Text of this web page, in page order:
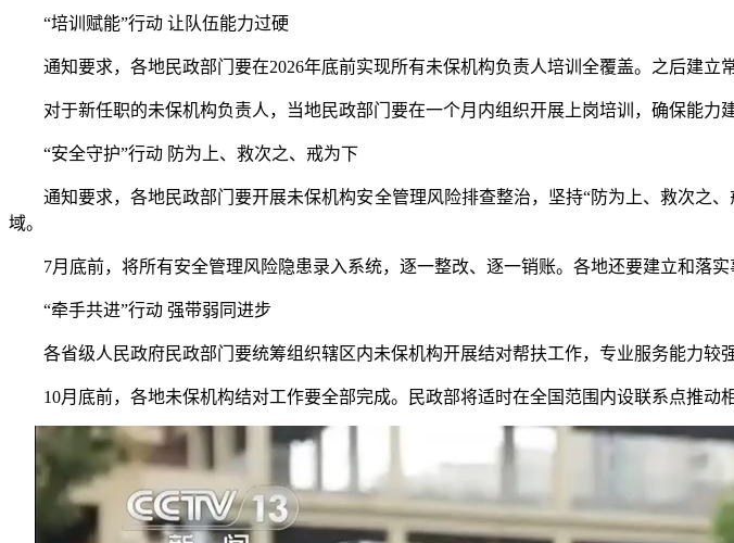
“培训赋能”行动 让队伍能力过硬
通知要求，各地民政部门要在2026年底前实现所有未保机构负责人培训全覆盖。之后建立
对于新任职的未保机构负责人，当地民政部门要在一个月内组织开展上岗培训，确保能力建
“安全守护”行动 防为上、救次之、戒为下
通知要求，各地民政部门要开展未保机构安全管理风险排查整治，坚持“防为上、救次之
域。
7月底前，将所有安全管理风险隐患录入系统，逐一整改、逐一销账。各地还要建立和落实
“牵手共进”行动 强带弱同进步
各省级人民政府民政部门要统筹组织辖区内未保机构开展结对帮扶工作，专业服务能力较
10月底前，各地未保机构结对工作要全部完成。民政部将适时在全国范围内设联系点推动相